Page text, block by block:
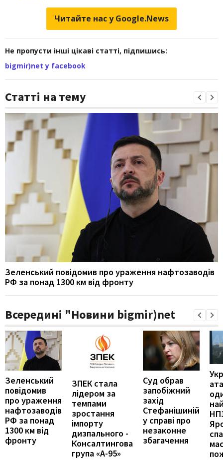
Читайте нас у Google.News
Не пропусти інші цікаві статті, підпишись:
bigmir)net у facebook
Статті на тему
Зеленський повідомив про ураження нафтозаводів
РФ за понад 1300 км від фронту
Всередині "Новини bigmir)net
Зеленський
повідомив
про ураження
нафтозаводів
РФ за понад
1300 км від
фронту
ЗПЕК стала
лідером за
темпами
зростання
імпорту
дизпального -
Консалтингова
група «А-95»
Суд обрав
запобіжний
захід
Стефанішиній
у справі про
незаконне
збагачення